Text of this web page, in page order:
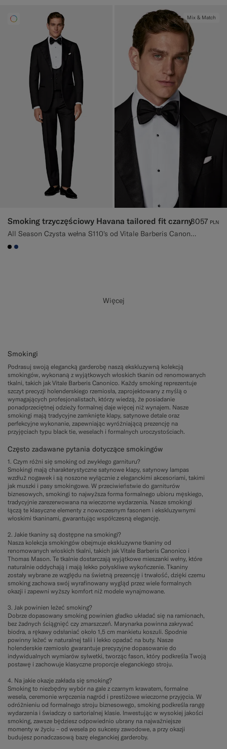
Mix & Match
Smoking trzyczęściowy Havana tailored fit czarny
All Season Czysta wełna S110's od Vitale Barberis Canonico, Włochy
3057 PLN
#000000
#1C3D7A
Więcej
Smokingi
Podrasuj swoją elegancką garderobę naszą ekskluzywną kolekcją
smokingów, wykonaną z wyjątkowych włoskich tkanin od renomowanych
tkalni, takich jak Vitale Barberis Canonico. Każdy smoking reprezentuje
szczyt precyzji holenderskiego rzemiosła, zaprojektowany z myślą o
wymagających profesjonalistach, którzy wiedzą, że posiadanie
ponadprzeciętnej odzieży formalnej daje więcej niż wynajem. Nasze
smokingi mają tradycyjne zamknięte klapy, satynowe detale oraz
perfekcyjne wykonanie, zapewniając wyróżniającą prezencję na
przyjęciach typu black tie, weselach i formalnych uroczystościach.
Często zadawane pytania dotyczące smokingów
1. Czym różni się smoking od zwykłego garnituru?
Smokingi mają charakterystyczne satynowe klapy, satynowy lampas
wzdłuż nogawek i są noszone wyłącznie z eleganckimi akcesoriami, takimi
jak muszki i pasy smokingowe. W przeciwieństwie do garniturów
biznesowych, smokingi to najwyższa forma formalnego ubioru męskiego,
tradycyjnie zarezerwowana na wieczorne wydarzenia. Nasze smokingi
łączą te klasyczne elementy z nowoczesnym fasonem i ekskluzywnymi
włoskimi tkaninami, gwarantując współczesną elegancję.
2. Jakie tkaniny są dostępne na smokingi?
Nasza kolekcja smokingów obejmuje ekskluzywne tkaniny od
renomowanych włoskich tkalni, takich jak Vitale Barberis Canonico i
Thomas Mason. Te tkalnie dostarczają wyjątkowe mieszanki wełny, które
naturalnie oddychają i mają lekko połyskliwe wykończenie. Tkaniny
zostały wybrane ze względu na świetną prezencję i trwałość, dzięki czemu
smoking zachowa swój wyrafinowany wygląd przez wiele formalnych
okazji i zapewni wyższy komfort niż modele wynajmowane.
3. Jak powinien leżeć smoking?
Dobrze dopasowany smoking powinien gładko układać się na ramionach,
bez żadnych ściągnięć czy zmarszczeń. Marynarka powinna zakrywać
biodra, a rękawy odsłaniać około 1,5 cm mankietu koszuli. Spodnie
powinny leżeć w naturalnej talii i lekko opadać na buty. Nasze
holenderskie rzemiosło gwarantuje precyzyjne dopasowanie do
indywidualnych wymiarów sylwetki, tworząc fason, który podkreśla Twoją
postawę i zachowuje klasyczne proporcje eleganckiego stroju.
4. Na jakie okazje zakłada się smoking?
Smoking to niezbędny wybór na gale z czarnym krawatem, formalne
wesela, ceremonie wręczenia nagród i prestiżowe wieczorne przyjęcia. W
odróżnieniu od formalnego stroju biznesowego, smoking podkreśla rangę
wydarzenia i świadczy o sartorialnej klasie. Inwestując w wysokiej jakości
smoking, zawsze będziesz odpowiednio ubrany na najważniejsze
momenty w życiu – od wesela po sukcesy zawodowe, a przy okazji
budujesz ponadczasową bazę eleganckiej garderoby.